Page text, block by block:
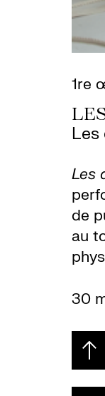
1re
Les
Les
de
au
30